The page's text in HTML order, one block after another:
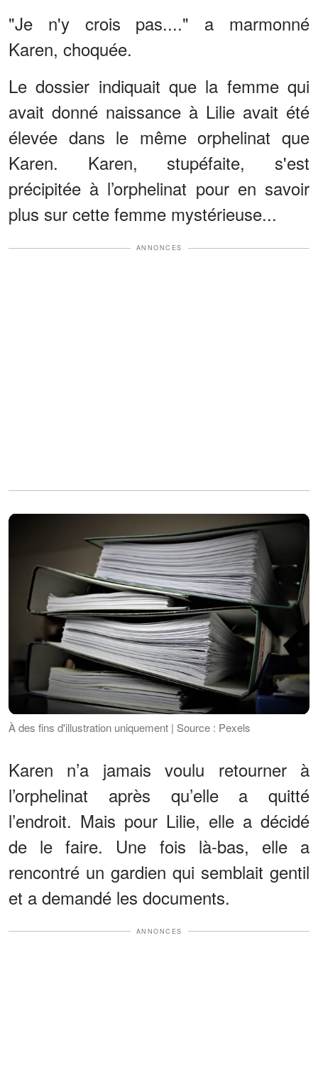
"Je n'y crois pas...." a marmonné
Karen, choquée.
Le dossier indiquait que la femme qui
avait donné naissance à Lilie avait été
élevée dans le même orphelinat que
Karen. Karen, stupéfaite, s'est
précipitée à l’orphelinat pour en savoir
plus sur cette femme mystérieuse...
ANNONCES
À des fins d'illustration uniquement | Source : Pexels
Karen n’a jamais voulu retourner à
l’orphelinat après qu’elle a quitté
l’endroit. Mais pour Lilie, elle a décidé
de le faire. Une fois là-bas, elle a
rencontré un gardien qui semblait gentil
et a demandé les documents.
ANNONCES